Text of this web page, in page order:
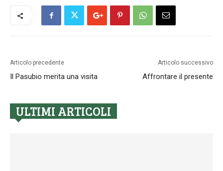
Articolo precedente
Il Pasubio merita una visita
Articolo successivo
Affrontare il presente
ULTIMI ARTICOLI